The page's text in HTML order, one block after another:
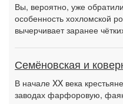
Вы, вероятно, уже
особенность хохломской
вычерчивает заранее
Семёновская и
В начале XX века
заводах фарфоровую,